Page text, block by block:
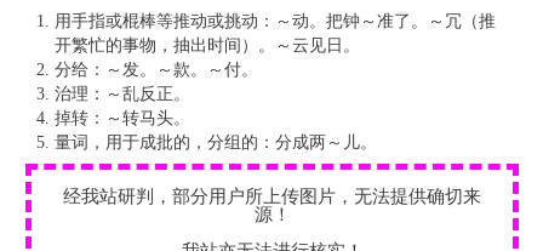
用手指或棍棒等推动或挑动：～动。把钟～准了。～冗（推
开繁忙的事物，抽出时间）。～云见日。
分给：～发。～款。～付。
治理：～乱反正。
掉转：～转马头。
量词，用于成批的，分组的：分成两～儿。
经我站研判，部分用户所上传图片，无法提供确切来
源！